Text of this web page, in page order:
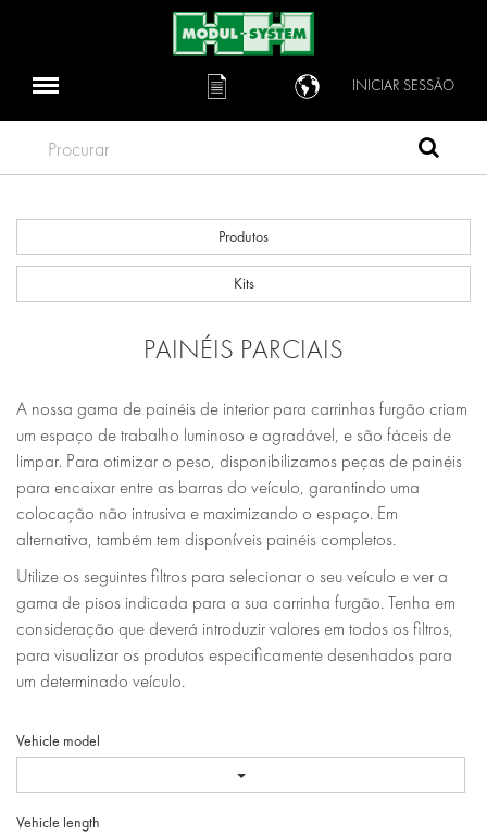
INICIAR SESSÃO
Procurar
Produtos
Kits
PAINÉIS PARCIAIS
A nossa gama de painéis de interior para carrinhas furgão criam
um espaço de trabalho luminoso e agradável, e são fáceis de
limpar. Para otimizar o peso, disponibilizamos peças de painéis
para encaixar entre as barras do veículo, garantindo uma
colocação não intrusiva e maximizando o espaço. Em
alternativa, também tem disponíveis painéis completos.
Utilize os seguintes filtros para selecionar o seu veículo e ver a
gama de pisos indicada para a sua carrinha furgão. Tenha em
consideração que deverá introduzir valores em todos os filtros,
para visualizar os produtos especificamente desenhados para
um determinado veículo.
Vehicle model
Vehicle length